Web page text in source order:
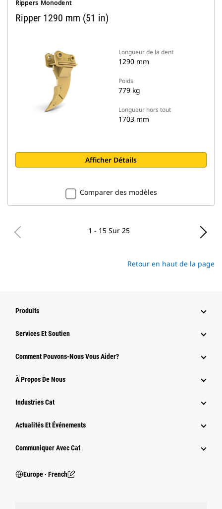
Rippers Monodent
Ripper 1290 mm (51 in)
Longueur de la dent
1290 mm
Poids
779 kg
Longueur hors tout
1703 mm
Afficher Détails
Comparer des modèles
1 - 15 Sur 25
Retour en haut de la page
Produits
Services Et Soutien
Comment Pouvons-Nous Vous Aider?
À Propos De Nous
Industries Cat
Actualités Et Événements
Communiquer Avec Cat
Europe ‧ French